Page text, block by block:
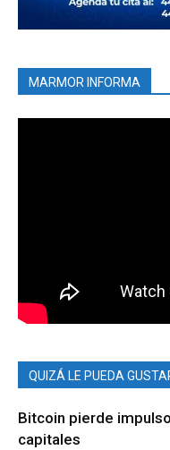
MARMOR INFORMA
QUIZÁ LE PUEDA
Bitcoin pierde
capitales